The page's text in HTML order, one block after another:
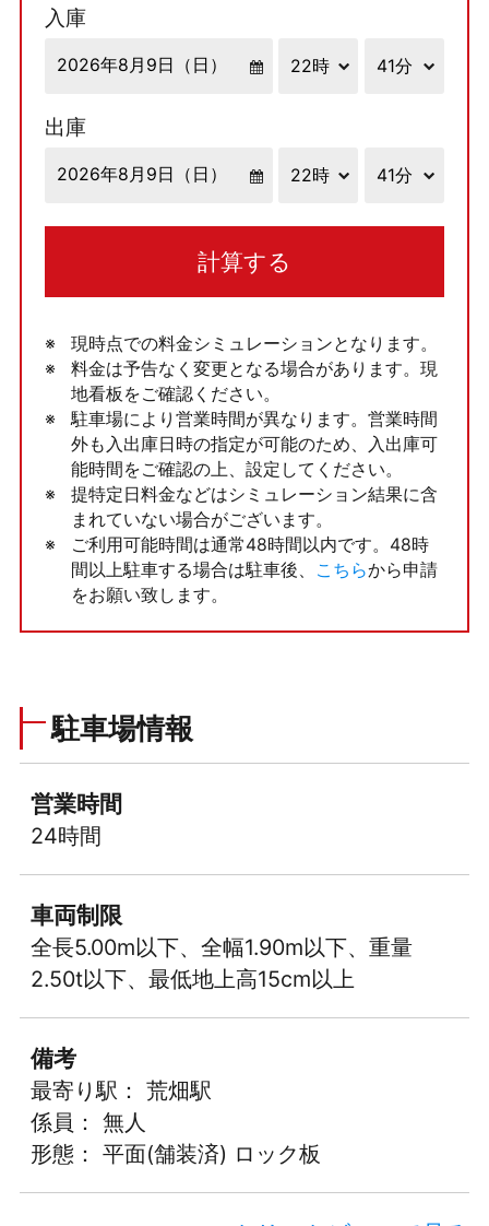
入庫
出庫
計算する
現時点での料金シミュレーションとなります。
料金は予告なく変更となる場合があります。現
地看板をご確認ください。
駐車場により営業時間が異なります。営業時間
外も入出庫日時の指定が可能のため、入出庫可
能時間をご確認の上、設定してください。
提特定日料金などはシミュレーション結果に含
まれていない場合がございます。
ご利用可能時間は通常48時間以内です。48時
間以上駐車する場合は駐車後、
こちらから申請
をお願い致します。
駐車場情報
営業時間
24時間
車両制限
全長5.00m以下、全幅1.90m以下、重量
2.50t以下、最低地上高15cm以上
備考
最寄り駅： 荒畑駅
係員： 無人
形態： 平面(舗装済) ロック板